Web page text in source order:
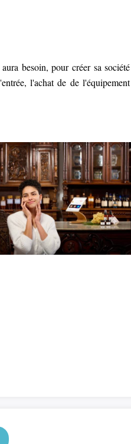
besoin, pour créer sa société
l'achat de de l'équipement